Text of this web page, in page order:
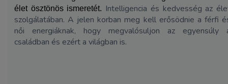
élet ösztönös ismeretét. Intelligencia és kedvesség az
szolgálatában. A jelen korban meg kell erősödnie a férfi
női energiáknak, hogy megvalósuljon az egyensúly
családban és ezért a világban is.